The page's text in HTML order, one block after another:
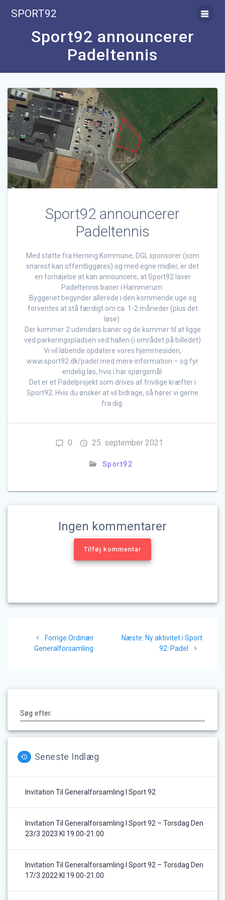
SPORT92
Sport92 announcerer
Padeltennis
Sport92 announcerer
Padeltennis
Med støtte fra Herning Kommune, DGI, sponsorer (som
snarest kan offentliggøres) og med egne midler, er det
en fornøjelse at kan announcere, at Sport92 laver
Padeltennis baner i Hammerum.
Byggeriet begynder allerede i den kommende uge og
forventes at stå færdigt om ca. 1-2 måneder (plus det
løse).
Der kommer 2 udendørs baner og de kommer til at ligge
ved parkeringspladsen ved hallen (i området på billedet)
Vi vil løbende opdatere vores hjemmesiden,
www.sport92.dk/padel med mere information – og fyr
endelig løs, hvis i har spørgsmål
Det er et Padelprojekt som drives af frivilige kræfter i
Sport92. Hvis du ønsker at vil bidrage, så hører vi gerne
fra dig.
0 25. september 2021
Sport92
Ingen kommentarer
Tilføj kommentar
Forrige Forrige
indlæg:
Ordinær
Generalforsamling
Næste: Næste
indlæg:
Ny aktivitet i Sport
92: Padel
Søg efter:
Seneste Indlæg
Invitation Til Generalforsamling I Sport 92
Invitation Til Generalforsamling I Sport 92 – Torsdag Den
23/3 2023 Kl 19.00-21.00
Invitation Til Generalforsamling I Sport 92 – Torsdag Den
17/3 2022 Kl 19.00-21.00